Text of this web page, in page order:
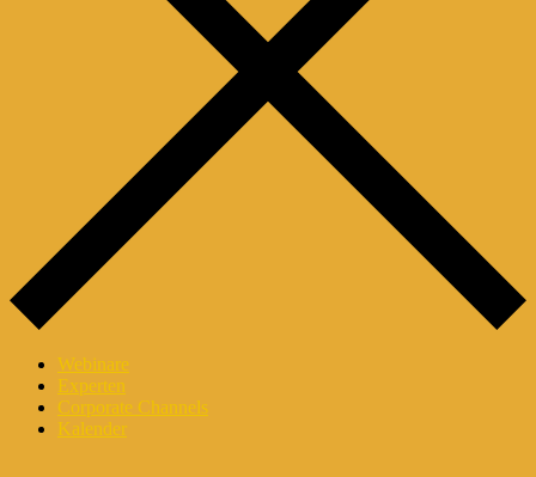
Webinare
Experten
Corporate Channels
Kalender